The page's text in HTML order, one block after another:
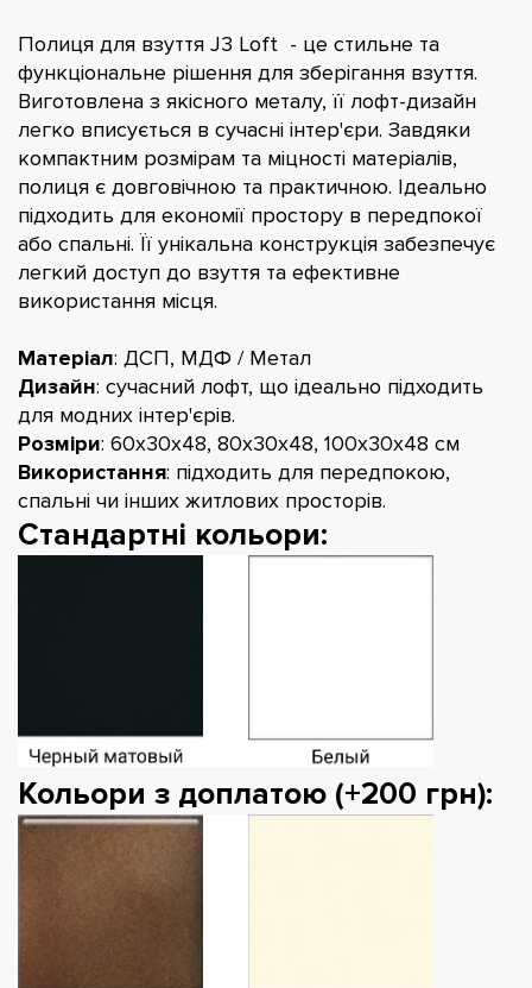
Полиця для взуття J3 Loft - це стильне та
функціональне рішення для зберігання взуття.
Виготовлена з якісного металу, її лофт-дизайн
легко вписується в сучасні інтер'єри. Завдяки
компактним розмірам та міцності матеріалів,
полиця є довговічною та практичною. Ідеально
підходить для економії простору в передпокої
або спальні. Її унікальна конструкція забезпечує
легкий доступ до взуття та ефективне
використання місця.
Матеріал: ДСП, МДФ / Метал
Дизайн: сучасний лофт, що ідеально підходить
для модних інтер'єрів.
Розміри: 60х30х48, 80х30х48, 100х30х48 см
Використання: підходить для передпокою,
спальні чи інших житлових просторів.
Стандартні кольори:
Кольори з доплатою (+200 грн):